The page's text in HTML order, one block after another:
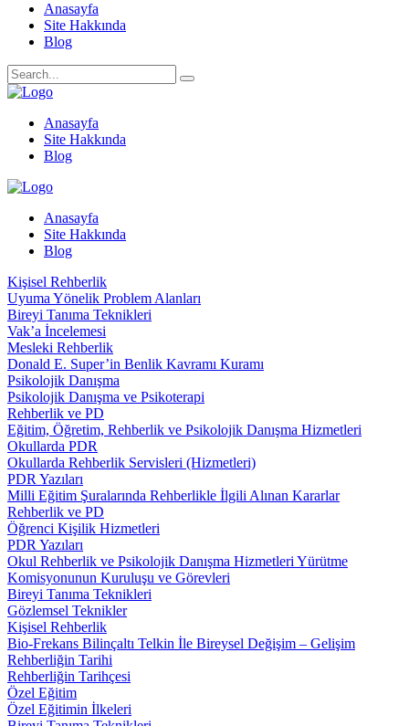
Anasayfa
Site Hakkında
Blog
Anasayfa
Site Hakkında
Blog
Anasayfa
Site Hakkında
Blog
Kişisel Rehberlik
Uyuma Yönelik Problem Alanları
Bireyi Tanıma Teknikleri
Vak’a İncelemesi
Mesleki Rehberlik
Donald E. Super’in Benlik Kavramı Kuramı
Psikolojik Danışma
Psikolojik Danışma ve Psikoterapi
Rehberlik ve PD
Eğitim, Öğretim, Rehberlik ve Psikolojik Danışma Hizmetleri
Okullarda PDR
Okullarda Rehberlik Servisleri (Hizmetleri)
PDR Yazıları
Milli Eğitim Şuralarında Rehberlikle İlgili Alınan Kararlar
Rehberlik ve PD
Öğrenci Kişilik Hizmetleri
PDR Yazıları
Okul Rehberlik ve Psikolojik Danışma Hizmetleri Yürütme
Komisyonunun Kuruluşu ve Görevleri
Bireyi Tanıma Teknikleri
Gözlemsel Teknikler
Kişisel Rehberlik
Bio-Frekans Bilinçaltı Telkin İle Bireysel Değişim – Gelişim
Rehberliğin Tarihi
Rehberliğin Tarihçesi
Özel Eğitim
Özel Eğitimin İlkeleri